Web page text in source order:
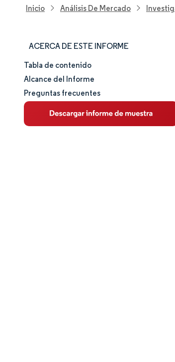
Inicio Análisis De Mercado
ACERCA DE ESTE INFORME
Tamaño y cuota de mercado
Análisis de mercado
Tendencias e ideas
Tabla de contenido
Alcance del Informe
Preguntas frecuentes